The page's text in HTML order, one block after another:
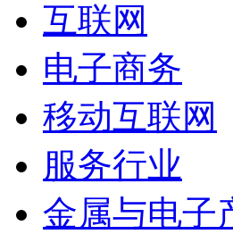
互联网
电子商务
移动互联网
服务行业
金属与电子